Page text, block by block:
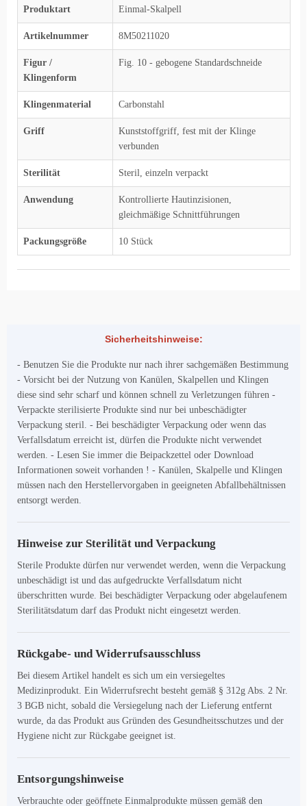
Produktart Einmal-Skalpell
Artikelnummer 8M50211020
Figur /
Klingenform
Fig. 10 - gebogene Standardschneide
Klingenmaterial Carbonstahl
Griff
Kunststoffgriff, fest mit der Klinge
verbunden
Sterilität Steril, einzeln verpackt
Anwendung
Kontrollierte Hautinzisionen,
gleichmäßige Schnittführungen
Packungsgröße 10 Stück
Sicherheitshinweise:
- Benutzen Sie die Produkte nur nach ihrer sachgemäßen Bestimmung
- Vorsicht bei der Nutzung von Kanülen, Skalpellen und Klingen
diese sind sehr scharf und können schnell zu Verletzungen führen -
Verpackte sterilisierte Produkte sind nur bei unbeschädigter
Verpackung steril. - Bei beschädigter Verpackung oder wenn das
Verfallsdatum erreicht ist, dürfen die Produkte nicht verwendet
werden. - Lesen Sie immer die Beipackzettel oder Download
Informationen soweit vorhanden ! - Kanülen, Skalpelle und Klingen
müssen nach den Herstellervorgaben in geeigneten Abfallbehältnissen
entsorgt werden.
Hinweise zur Sterilität und Verpackung
Sterile Produkte dürfen nur verwendet werden, wenn die Verpackung
unbeschädigt ist und das aufgedruckte Verfallsdatum nicht
überschritten wurde. Bei beschädigter Verpackung oder abgelaufenem
Sterilitätsdatum darf das Produkt nicht eingesetzt werden.
Rückgabe- und Widerrufsausschluss
Bei diesem Artikel handelt es sich um ein versiegeltes
Medizinprodukt. Ein Widerrufsrecht besteht gemäß § 312g Abs. 2 Nr.
3 BGB nicht, sobald die Versiegelung nach der Lieferung entfernt
wurde, da das Produkt aus Gründen des Gesundheitsschutzes und der
Hygiene nicht zur Rückgabe geeignet ist.
Entsorgungshinweise
Verbrauchte oder geöffnete Einmalprodukte müssen gemäß den